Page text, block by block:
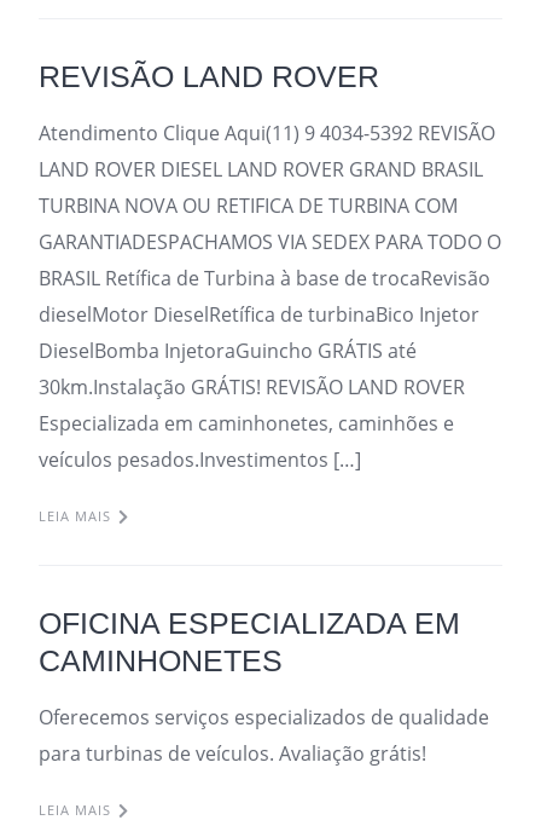
REVISÃO LAND ROVER
Atendimento Clique Aqui(11) 9 4034-5392 REVISÃO
LAND ROVER DIESEL LAND ROVER GRAND BRASIL
TURBINA NOVA OU RETIFICA DE TURBINA COM
GARANTIADESPACHAMOS VIA SEDEX PARA TODO O
BRASIL Retífica de Turbina à base de trocaRevisão
dieselMotor DieselRetífica de turbinaBico Injetor
DieselBomba InjetoraGuincho GRÁTIS até
30km.Instalação GRÁTIS! REVISÃO LAND ROVER
Especializada em caminhonetes, caminhões e
veículos pesados.Investimentos […]
LEIA MAIS
OFICINA ESPECIALIZADA EM
CAMINHONETES
Oferecemos serviços especializados de qualidade
para turbinas de veículos. Avaliação grátis!
LEIA MAIS